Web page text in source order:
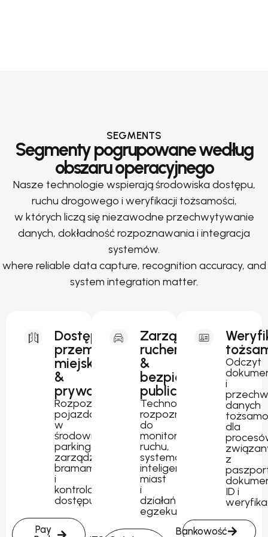
SEGMENTS
Segmenty pogrupowane według
obszaru operacyjnego
Nasze technologie wspierają środowiska dostępu,
ruchu drogowego i weryfikacji tożsamości,
w których liczą się niezawodne przechwytywanie
danych, dokładność rozpoznawania i integracja
systemów.
where reliable data capture, recognition accuracy, and
system integration matter.
Dostęp
przemysłowy,
miejski
&
prywatny
Rozpoznawanie
pojazdów
w
środowiskach
parkingowych,
zarządzania
bramami
i
kontrolowanego
dostępu.
Pay
Zarządzanie
ruchem
&
bezpieczeństwo
publiczne
Technologia
rozpoznawania
do
monitorowania
ruchu,
systemów
inteligentnych
miast
i
działań
egzekucyjnych.
Odczyt
i
danych
dla
z
ID i
Bankowość